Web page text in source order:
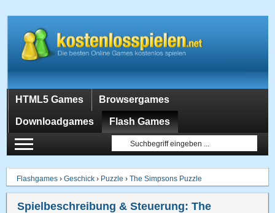
HTML5 Games Browsergames
Downloadgames Flash Games
Flashgames ›Geschick › Puzzle ›The Simpsons Puzzle
Spielbeschreibung & Steuerung:The